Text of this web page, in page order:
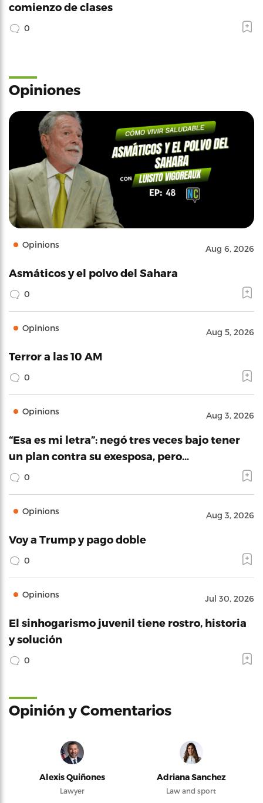
comienzo de clases
0
Opiniones
Opinions Aug 6, 2026
Asmáticos y el polvo del Sahara
0
Opinions Aug 5, 2026
Terror a las 10 AM
0
Opinions Aug 3, 2026
“Esa es mi letra”: negó tres veces bajo tener
un plan contra su exesposa, pero…
0
Opinions Aug 3, 2026
Voy a Trump y pago doble
0
Opinions Jul 30, 2026
El sinhogarismo juvenil tiene rostro, historia
y solución
0
Opinión y Comentarios
Alexis Quiñones
Lawyer
Adriana Sanchez
Law and sport